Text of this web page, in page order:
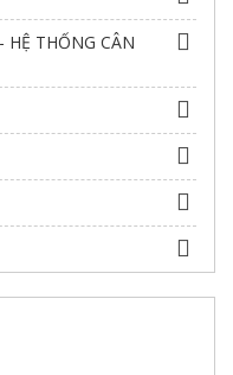
HỆ THỐNG CÂN